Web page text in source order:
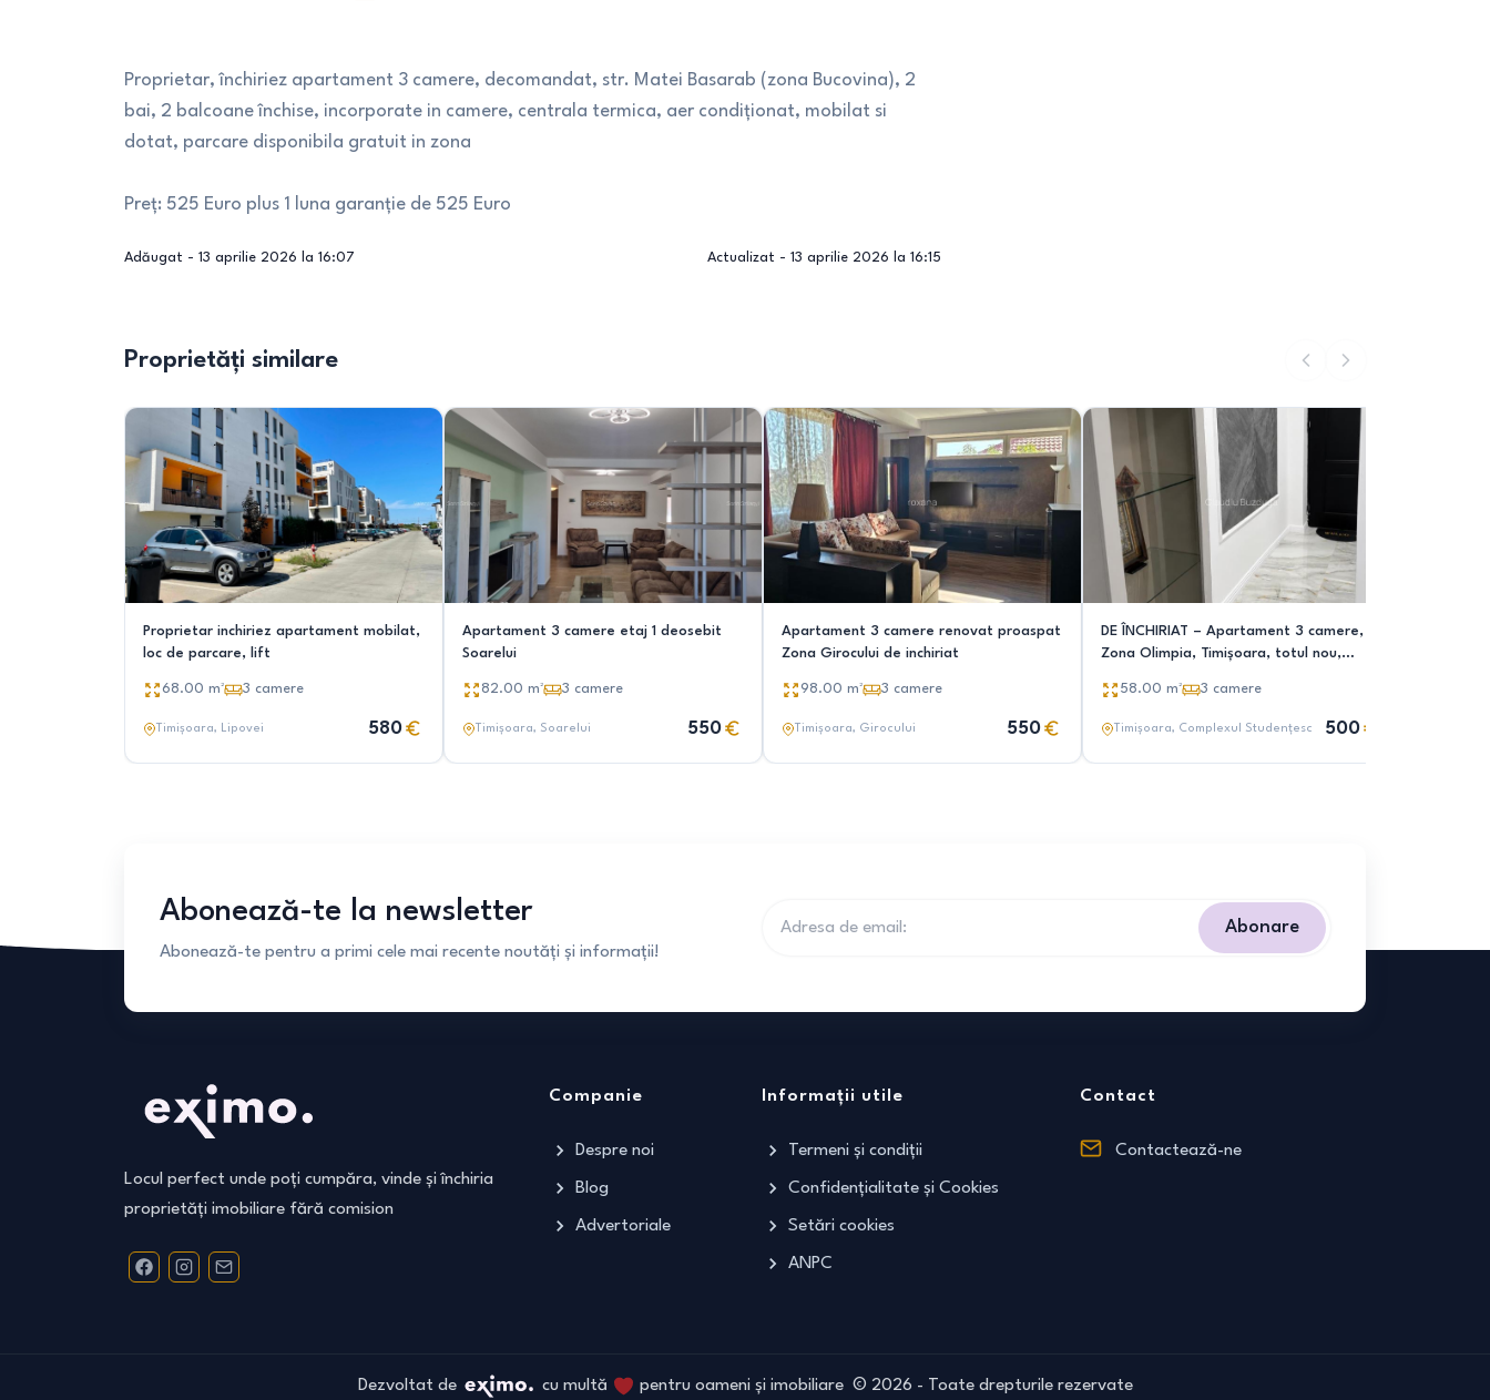
Proprietar, închiriez apartament 3 camere, decomandat, str. Matei Basarab (zona Bucovina), 2
bai, 2 balcoane închise, incorporate in camere, centrala termica, aer condiționat, mobilat si
dotat, parcare disponibila gratuit in zona
Preț: 525 Euro plus 1 luna garanție de 525 Euro
Adăugat - 13 aprilie 2026 la 16:07 Actualizat - 13 aprilie 2026 la 16:15
Proprietăți similare
Proprietar inchiriez apartament mobilat,
loc de parcare, lift
68.00 m² 3 camere
Timișoara, Lipovei 580
Apartament 3 camere etaj 1 deosebit
Soarelui
82.00 m² 3 camere
Timișoara, Soarelui 550
Apartament 3 camere renovat proaspat
Zona Girocului de inchiriat
98.00 m² 3 camere
Timișoara, Girocului 550
DE ÎNCHIRIAT – Apartament 3 camere,
Zona Olimpia, Timișoara, totul nou,
58.00 m² 3 camere
Timișoara, Complexul Studențesc 500
Abonează-te la newsletter
Abonează-te pentru a primi cele mai recente noutăți și informații!
Abonare
Locul perfect unde poți cumpăra, vinde și închiria
proprietăți imobiliare fără comision
Companie
Despre noi
Blog
Advertoriale
Informații utile
Termeni și condiții
Confidențialitate și Cookies
Setări cookies
ANPC
Contact
Contactează-ne
Dezvoltat de cu multă pentru oameni și imobiliare© 2026 - Toate drepturile rezervate